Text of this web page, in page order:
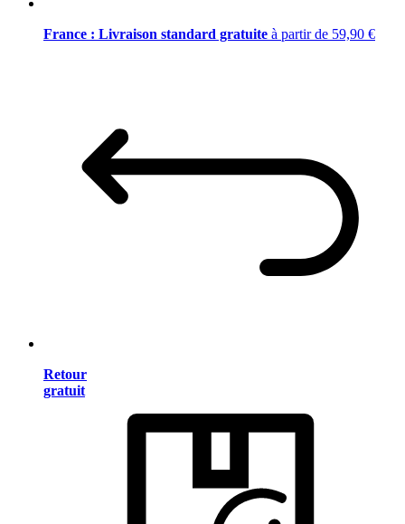
France : Livraison standard gratuite à partir de 59,90 €
Retour
gratuit